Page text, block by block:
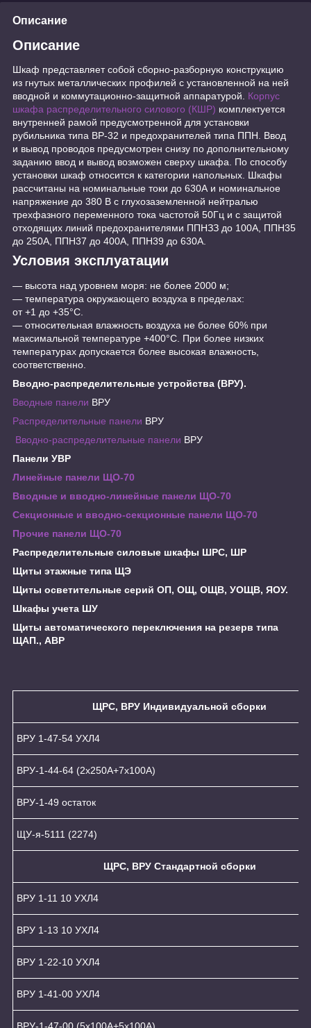
Описание
Описание
Шкаф представляет собой сборно-разборную конструкцию
из гнутых металлических профилей с установленной на ней
вводной и коммутационно-защитной аппаратурой. Корпус
шкафа распределительного силового (КШР) комплектуется
внутренней рамой предусмотренной для установки
рубильника типа ВР-32 и предохранителей типа ППН. Ввод
и вывод проводов предусмотрен снизу по дополнительному
заданию ввод и вывод возможен сверху шкафа. По способу
установки шкаф относится к категории напольных. Шкафы
рассчитаны на номинальные токи до 630А и номинальное
напряжение до 380 В с глухозаземленной нейтралью
трехфазного переменного тока частотой 50Гц и с защитой
отходящих линий предохранителями ППНЗЗ до 100А, ППН35
до 250А, ППН37 до 400А, ППН39 до 630А.
Условия эксплуатации
— высота над уровнем моря: не более 2000 м;
— температура окружающего воздуха в пределах:
от +1 до +35°С.
— относительная влажность воздуха не более 60% при
максимальной температуре +400°С. При более низких
температурах допускается более высокая влажность,
соответственно.
Вводно-распределительные устройства (ВРУ).
Вводные панели ВРУ
Распределительные панели ВРУ
Вводно-распределительные панели ВРУ
Панели УВР
Линейные панели ЩО-70
Вводные и вводно-линейные панели ЩО-70
Секционные и вводно-секционные панели ЩО-70
Прочие панели ЩО-70
Распределительные силовые шкафы ШРС, ШР
Щиты этажные типа ЩЭ
Щиты осветительные серий ОП, ОЩ, ОЩВ, УОЩВ, ЯОУ.
Шкафы учета ШУ
Щиты автоматического переключения на резерв типа
ЩАП., АВР
ЩРС, ВРУ Индивидуальной сборки
ВРУ 1-47-54 УХЛ4
ВРУ-1-44-64 (2х250А+7х100А)
ВРУ-1-49 остаток
ЩУ-я-5111 (2274)
ЩРС, ВРУ Стандартной сборки
ВРУ 1-11 10 УХЛ4
ВРУ 1-13 10 УХЛ4
ВРУ 1-22-10 УХЛ4
ВРУ 1-41-00 УХЛ4